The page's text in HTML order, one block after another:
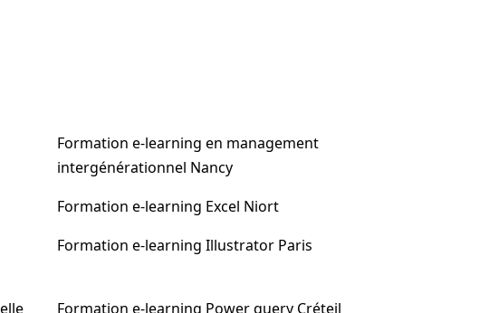
Formation e-learning en management
intergénérationnel Nancy
Formation e-learning Excel Niort
Formation e-learning Illustrator Paris
Formation e-learning Power query Créteil